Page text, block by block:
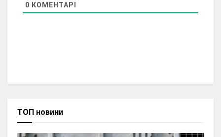
0 КОМЕНТАРІ
ТОП новини